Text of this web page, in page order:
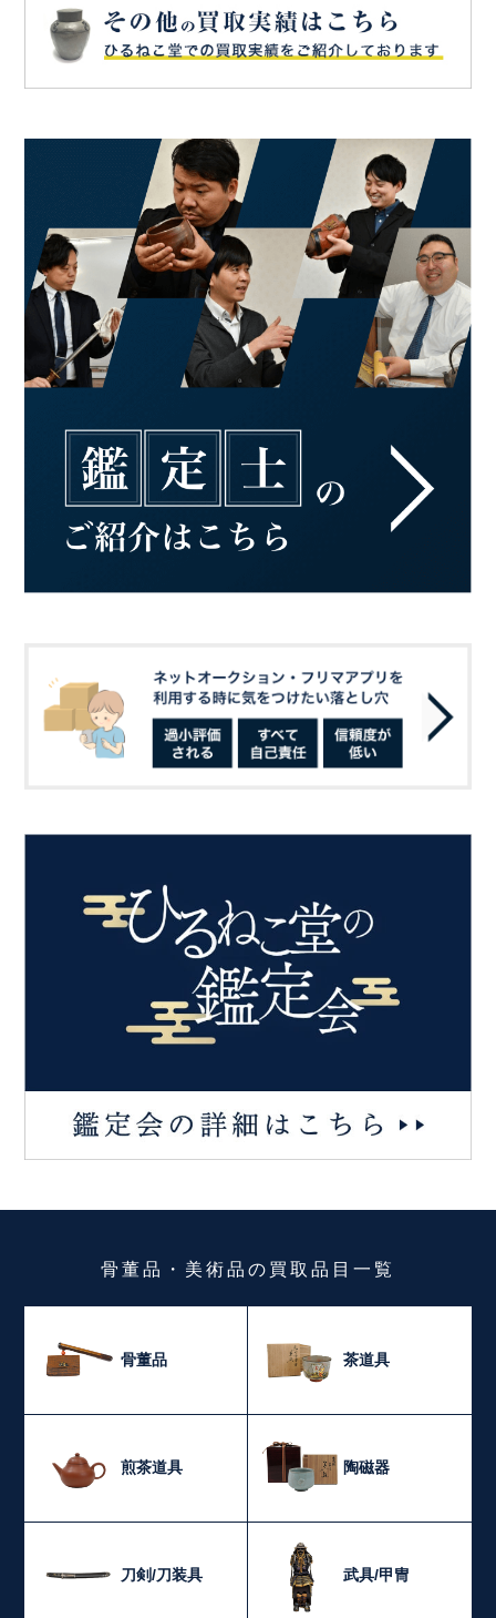
骨董品・美術品の買取品目一覧
骨董品 茶道具
煎茶道具 陶磁器
刀剣/刀装具 武具/甲冑